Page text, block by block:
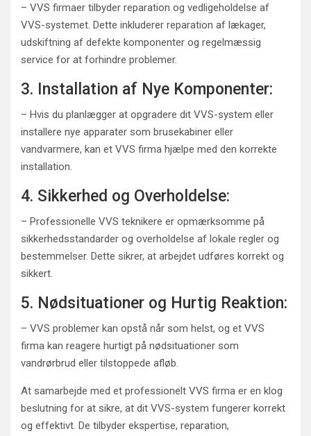
– VVS firmaer tilbyder reparation og vedligeholdelse af
VVS-systemet. Dette inkluderer reparation af lækager,
udskiftning af defekte komponenter og regelmæssig
service for at forhindre problemer.
3. Installation af Nye Komponenter:
– Hvis du planlægger at opgradere dit VVS-system eller
installere nye apparater som brusekabiner eller
vandvarmere, kan et VVS firma hjælpe med den korrekte
installation.
4. Sikkerhed og Overholdelse:
– Professionelle VVS teknikere er opmærksomme på
sikkerhedsstandarder og overholdelse af lokale regler og
bestemmelser. Dette sikrer, at arbejdet udføres korrekt og
sikkert.
5. Nødsituationer og Hurtig Reaktion:
– VVS problemer kan opstå når som helst, og et VVS
firma kan reagere hurtigt på nødsituationer som
vandrørbrud eller tilstoppede afløb.
At samarbejde med et professionelt VVS firma er en klog
beslutning for at sikre, at dit VVS-system fungerer korrekt
og effektivt. De tilbyder ekspertise, reparation,